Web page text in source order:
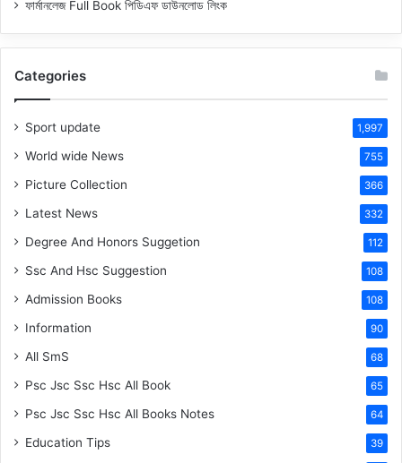
ফার্মানলেজ Full Book পিডিএফ ডাউনলোড লিংক
Categories
Sport update 1,997
World wide News 755
Picture Collection 366
Latest News 332
Degree And Honors Suggetion 112
Ssc And Hsc Suggestion 108
Admission Books 108
Information 90
All SmS 68
Psc Jsc Ssc Hsc All Book 65
Psc Jsc Ssc Hsc All Books Notes 64
Education Tips 39